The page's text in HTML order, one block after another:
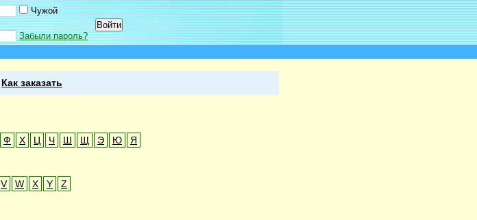
Чужой
Забыли пароль?
Как заказать
Ф Х Ц Ч Ш Щ Э Ю Я
V W X Y Z